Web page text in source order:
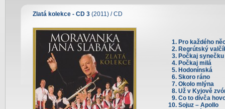
Zlatá kolekce - CD 3(2011) / CD
Pro každého
Regrútský
Počkaj synečku
Počkaj milá
Hodonínská
Skoro ráno
Okolo mlýna
Už v Kyjově
Co to dívča
Sojuz – Apollo